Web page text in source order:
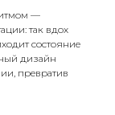
—
так вдох
состояние
дизайн
превратив